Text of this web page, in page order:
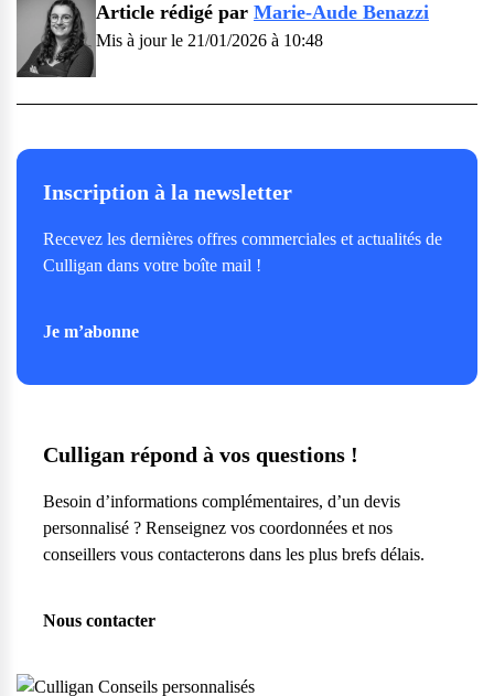
Article rédigé par Marie-Aude Benazzi
Mis à jour le 21/01/2026 à 10:48
Inscription à la newsletter
Recevez les dernières offres commerciales et actualités de
Culligan dans votre boîte mail !
Je m’abonne
Culligan répond à vos questions !
Besoin d’informations complémentaires, d’un devis
personnalisé ? Renseignez vos coordonnées et nos
conseillers vous contacterons dans les plus brefs délais.
Nous contacter